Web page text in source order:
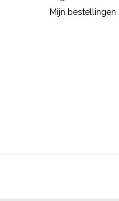
Mijn bestellingen